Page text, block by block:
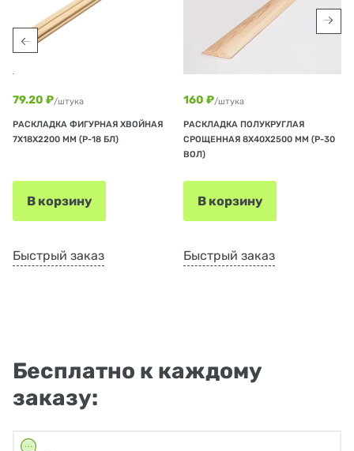
79.20 ₽/штука
РАСКЛАДКА ФИГУРНАЯ ХВОЙНАЯ
7Х18Х2200 ММ (Р-18 БЛ)
В корзину
Быстрый заказ
160 ₽/штука
РАСКЛАДКА ПОЛУКРУГЛАЯ
СРОЩЕННАЯ 8Х40Х2500 ММ (Р-30
ВОЛ)
В корзину
Быстрый заказ
Бесплатно к каждому
заказу: